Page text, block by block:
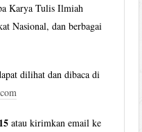
Karya Tulis Ilmiah
Nasional, dan berbagai
dilihat dan dibaca di
atau kirimkan email ke